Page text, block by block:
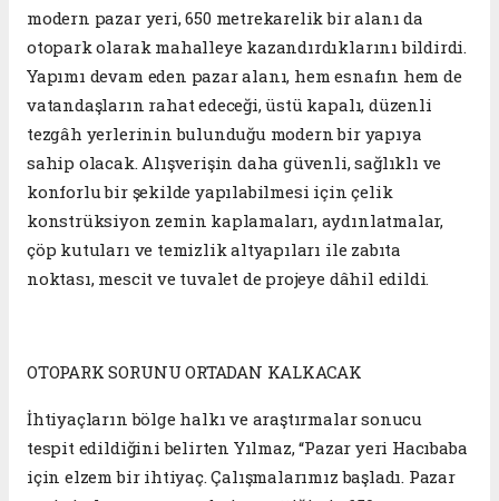
modern pazar yeri, 650 metrekarelik bir alanı da
otopark olarak mahalleye kazandırdıklarını bildirdi.
Yapımı devam eden pazar alanı, hem esnafın hem de
vatandaşların rahat edeceği, üstü kapalı, düzenli
tezgâh yerlerinin bulunduğu modern bir yapıya
sahip olacak. Alışverişin daha güvenli, sağlıklı ve
konforlu bir şekilde yapılabilmesi için çelik
konstrüksiyon zemin kaplamaları, aydınlatmalar,
çöp kutuları ve temizlik altyapıları ile zabıta
noktası, mescit ve tuvalet de projeye dâhil edildi.
OTOPARK SORUNU ORTADAN KALKACAK
İhtiyaçların bölge halkı ve araştırmalar sonucu
tespit edildiğini belirten Yılmaz, “Pazar yeri Hacıbaba
için elzem bir ihtiyaç. Çalışmalarımız başladı. Pazar